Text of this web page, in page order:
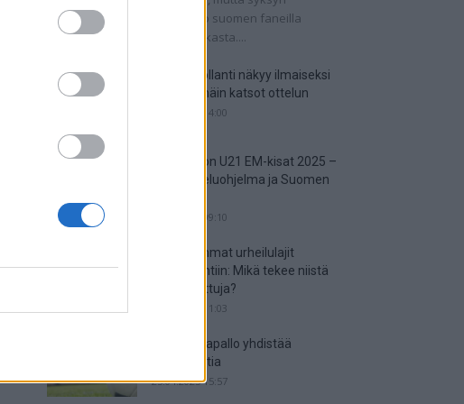
ratkaisuottelut kertovat, onko suomen faneilla
realistista unelmoida kisapaikasta....
Suomi-Hollanti näkyy ilmaiseksi
TV:stä – näin katsot ottelun
06.06.2025 14:00
Jalkapallon U21 EM-kisat 2025 –
tässä otteluohjelma ja Suomen
18.05.2025 09:10
Suosituimmat urheilulajit
vedonlyöntiin: Mikä tekee niistä
niin suosittuja?
05.05.2025 11:03
Miten jalkapallo yhdistää
kansakuntia
25.04.2025 15:57